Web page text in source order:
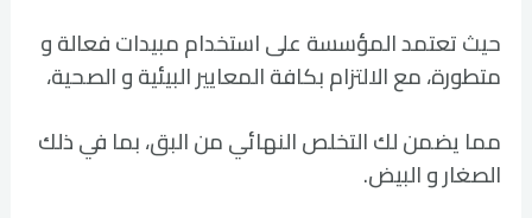
حيث تعتمد المؤسسة على استخدام مبيدات فعالة و
متطورة، مع الالتزام بكافة المعايير البيئية و الصحية،
مما يضمن لك التخلص النهائي من البق، بما في ذلك
الصغار و البيض.